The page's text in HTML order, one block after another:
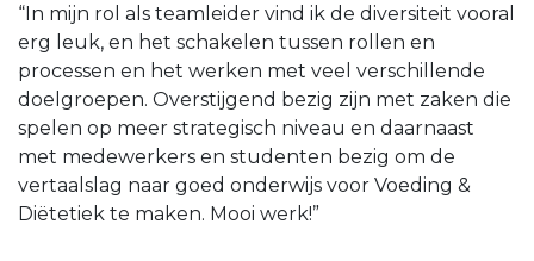
“In mijn rol als teamleider vind ik de diversiteit vooral
erg leuk, en het schakelen tussen rollen en
processen en het werken met veel verschillende
doelgroepen. Overstijgend bezig zijn met zaken die
spelen op meer strategisch niveau en daarnaast
met medewerkers en studenten bezig om de
vertaalslag naar goed onderwijs voor Voeding &
Diëtetiek te maken. Mooi werk!”